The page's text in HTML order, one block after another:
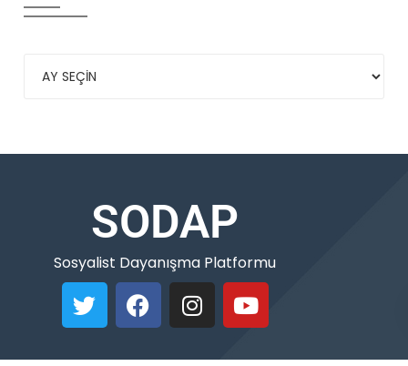
SODAP
Sosyalist Dayanışma Platformu